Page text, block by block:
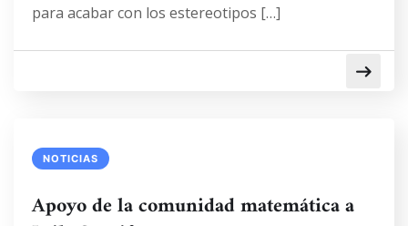
para acabar con los estereotipos […]
NOTICIAS
Apoyo de la comunidad matemática a